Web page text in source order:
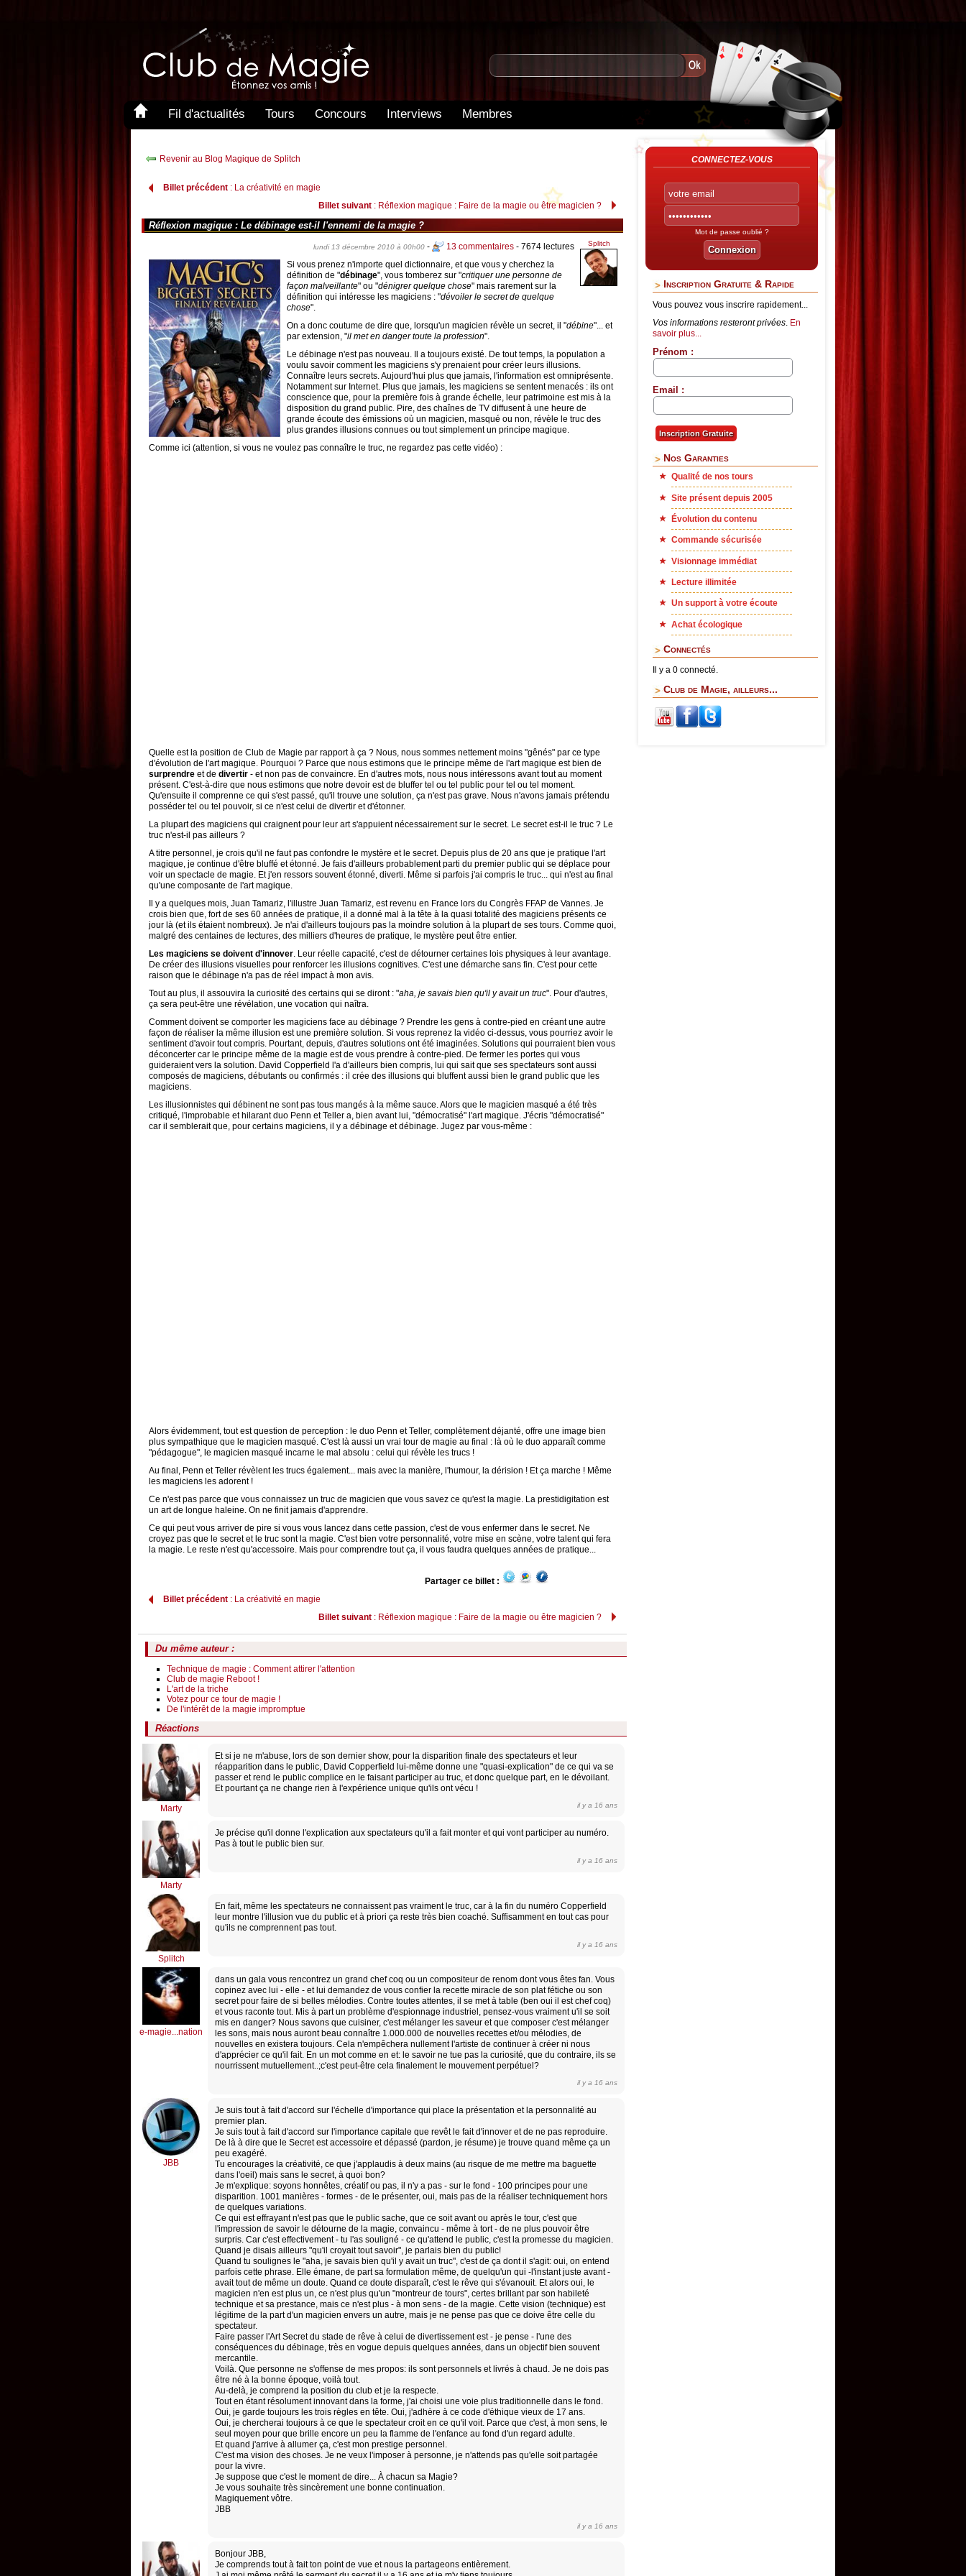
Fil d'actualités Tours Concours Interviews Membres
Revenir au Blog Magique de Splitch
Billet précédent : La créativité en magie
Billet suivant : Réflexion magique : Faire de la magie ou être magicien ?
Réflexion magique : Le débinage est-il l'ennemi de la magie ?
Splitch
lundi 13 décembre 2010 à 00h00 - 13 commentaires - 7674 lectures
Si vous prenez n'importe quel dictionnaire, et que vous y cherchez la
définition de "débinage", vous tomberez sur "critiquer une personne de
façon malveillante" ou "dénigrer quelque chose" mais rarement sur la
définition qui intéresse les magiciens : "dévoiler le secret de quelque
chose".
On a donc coutume de dire que, lorsqu'un magicien révèle un secret, il "débine"... et
par extension, "il met en danger toute la profession".
Le débinage n'est pas nouveau. Il a toujours existé. De tout temps, la population a
voulu savoir comment les magiciens s'y prenaient pour créer leurs illusions.
Connaître leurs secrets. Aujourd'hui plus que jamais, l'information est omniprésente.
Notamment sur Internet. Plus que jamais, les magiciens se sentent menacés : ils ont
conscience que, pour la première fois à grande échelle, leur patrimoine est mis à la
disposition du grand public. Pire, des chaînes de TV diffusent à une heure de
grande écoute des émissions où un magicien, masqué ou non, révèle le truc des
plus grandes illusions connues ou tout simplement un principe magique.
Comme ici (attention, si vous ne voulez pas connaître le truc, ne regardez pas cette vidéo) :
Quelle est la position de Club de Magie par rapport à ça ? Nous, nous sommes nettement moins "gênés" par ce type
d'évolution de l'art magique. Pourquoi ? Parce que nous estimons que le principe même de l'art magique est bien de
surprendre et de divertir - et non pas de convaincre. En d'autres mots, nous nous intéressons avant tout au moment
présent. C'est-à-dire que nous estimons que notre devoir est de bluffer tel ou tel public pour tel ou tel moment.
Qu'ensuite il comprenne ce qui s'est passé, qu'il trouve une solution, ça n'est pas grave. Nous n'avons jamais prétendu
posséder tel ou tel pouvoir, si ce n'est celui de divertir et d'étonner.
La plupart des magiciens qui craignent pour leur art s'appuient nécessairement sur le secret. Le secret est-il le truc ? Le
truc n'est-il pas ailleurs ?
A titre personnel, je crois qu'il ne faut pas confondre le mystère et le secret. Depuis plus de 20 ans que je pratique l'art
magique, je continue d'être bluffé et étonné. Je fais d'ailleurs probablement parti du premier public qui se déplace pour
voir un spectacle de magie. Et j'en ressors souvent étonné, diverti. Même si parfois j'ai compris le truc... qui n'est au final
qu'une composante de l'art magique.
Il y a quelques mois, Juan Tamariz, l'illustre Juan Tamariz, est revenu en France lors du Congrès FFAP de Vannes. Je
crois bien que, fort de ses 60 années de pratique, il a donné mal à la tête à la quasi totalité des magiciens présents ce
jour là (et ils étaient nombreux). Je n'ai d'ailleurs toujours pas la moindre solution à la plupart de ses tours. Comme quoi,
malgré des centaines de lectures, des milliers d'heures de pratique, le mystère peut être entier.
Les magiciens se doivent d'innover. Leur réelle capacité, c'est de détourner certaines lois physiques à leur avantage.
De créer des illusions visuelles pour renforcer les illusions cognitives. C'est une démarche sans fin. C'est pour cette
raison que le débinage n'a pas de réel impact à mon avis.
Tout au plus, il assouvira la curiosité des certains qui se diront : "aha, je savais bien qu'il y avait un truc". Pour d'autres,
ça sera peut-être une révélation, une vocation qui naîtra.
Comment doivent se comporter les magiciens face au débinage ? Prendre les gens à contre-pied en créant une autre
façon de réaliser la même illusion est une première solution. Si vous reprenez la vidéo ci-dessus, vous pourriez avoir le
sentiment d'avoir tout compris. Pourtant, depuis, d'autres solutions ont été imaginées. Solutions qui pourraient bien vous
déconcerter car le principe même de la magie est de vous prendre à contre-pied. De fermer les portes qui vous
guideraient vers la solution. David Copperfield l'a d'ailleurs bien compris, lui qui sait que ses spectateurs sont aussi
composés de magiciens, débutants ou confirmés : il crée des illusions qui bluffent aussi bien le grand public que les
magiciens.
Les illusionnistes qui débinent ne sont pas tous mangés à la même sauce. Alors que le magicien masqué a été très
critiqué, l'improbable et hilarant duo Penn et Teller a, bien avant lui, "démocratisé" l'art magique. J'écris "démocratisé"
car il semblerait que, pour certains magiciens, il y a débinage et débinage. Jugez par vous-même :
Alors évidemment, tout est question de perception : le duo Penn et Teller, complètement déjanté, offre une image bien
plus sympathique que le magicien masqué. C'est là aussi un vrai tour de magie au final : là où le duo apparaît comme
"pédagogue", le magicien masqué incarne le mal absolu : celui qui révèle les trucs !
Au final, Penn et Teller révèlent les trucs également... mais avec la manière, l'humour, la dérision ! Et ça marche ! Même
les magiciens les adorent !
Ce n'est pas parce que vous connaissez un truc de magicien que vous savez ce qu'est la magie. La prestidigitation est
un art de longue haleine. On ne finit jamais d'apprendre.
Ce qui peut vous arriver de pire si vous vous lancez dans cette passion, c'est de vous enfermer dans le secret. Ne
croyez pas que le secret et le truc sont la magie. C'est bien votre personnalité, votre mise en scène, votre talent qui fera
la magie. Le reste n'est qu'accessoire. Mais pour comprendre tout ça, il vous faudra quelques années de pratique...
Partager ce billet :
Billet précédent : La créativité en magie
Billet suivant : Réflexion magique : Faire de la magie ou être magicien ?
Du même auteur :
Technique de magie : Comment attirer l'attention
Club de magie Reboot !
L'art de la triche
Votez pour ce tour de magie !
De l'intérêt de la magie impromptue
Réactions
Marty
Et si je ne m'abuse, lors de son dernier show, pour la disparition finale des spectateurs et leur
réapparition dans le public, David Copperfield lui-même donne une "quasi-explication" de ce qui va se
passer et rend le public complice en le faisant participer au truc, et donc quelque part, en le dévoilant.
Et pourtant ça ne change rien à l'expérience unique qu'ils ont vécu !
il y a 16 ans
Marty
Je précise qu'il donne l'explication aux spectateurs qu'il a fait monter et qui vont participer au numéro.
Pas à tout le public bien sur.
il y a 16 ans
Splitch
En fait, même les spectateurs ne connaissent pas vraiment le truc, car à la fin du numéro Copperfield
leur montre l'illusion vue du public et à priori ça reste très bien coaché. Suffisamment en tout cas pour
qu'ils ne comprennent pas tout.
il y a 16 ans
e-magie...nation
dans un gala vous rencontrez un grand chef coq ou un compositeur de renom dont vous êtes fan. Vous
copinez avec lui - elle - et lui demandez de vous confier la recette miracle de son plat fétiche ou son
secret pour faire de si belles mélodies. Contre toutes attentes, il se met à table (ben oui il est chef coq)
et vous raconte tout. Mis à part un problème d'espionnage industriel, pensez-vous vraiment u'il se soit
mis en danger? Nous savons que cuisiner, c'est mélanger les saveur et que composer c'est mélanger
les sons, mais nous auront beau connaître 1.000.000 de nouvelles recettes et/ou mélodies, de
nouvelles en existera toujours. Cela n'empêchera nullement l'artiste de continuer à créer ni nous
d'apprécier ce qu'il fait. En un mot comme en et: le savoir ne tue pas la curiosité, que du contraire, ils se
nourrissent mutuellement..;c'est peut-être cela finalement le mouvement perpétuel?
il y a 16 ans
JBB
Je suis tout à fait d'accord sur l'échelle d'importance qui place la présentation et la personnalité au
premier plan.
Je suis tout à fait d'accord sur l'importance capitale que revêt le fait d'innover et de ne pas reproduire.
De là à dire que le Secret est accessoire et dépassé (pardon, je résume) je trouve quand même ça un
peu exagéré.
Tu encourages la créativité, ce que j'applaudis à deux mains (au risque de me mettre ma baguette
dans l'oeil) mais sans le secret, à quoi bon?
Je m'explique: soyons honnêtes, créatif ou pas, il n'y a pas - sur le fond - 100 principes pour une
disparition. 1001 manières - formes - de le présenter, oui, mais pas de la réaliser techniquement hors
de quelques variations.
Ce qui est effrayant n'est pas que le public sache, que ce soit avant ou après le tour, c'est que
l'impression de savoir le détourne de la magie, convaincu - même à tort - de ne plus pouvoir être
surpris. Car c'est effectivement - tu l'as souligné - ce qu'attend le public, c'est la promesse du magicien.
Quand je disais ailleurs "qu'il croyait tout savoir", je parlais bien du public!
Quand tu soulignes le "aha, je savais bien qu'il y avait un truc", c'est de ça dont il s'agit: oui, on entend
parfois cette phrase. Elle émane, de part sa formulation même, de quelqu'un qui -l'instant juste avant -
avait tout de même un doute. Quand ce doute disparaît, c'est le rêve qui s'évanouit. Et alors oui, le
magicien n'en est plus un, ce n'est plus qu'un "montreur de tours", certes brillant par son habileté
technique et sa prestance, mais ce n'est plus - à mon sens - de la magie. Cette vision (technique) est
légitime de la part d'un magicien envers un autre, mais je ne pense pas que ce doive être celle du
spectateur.
Faire passer l'Art Secret du stade de rêve à celui de divertissement est - je pense - l'une des
conséquences du débinage, très en vogue depuis quelques années, dans un objectif bien souvent
mercantile.
Voilà. Que personne ne s'offense de mes propos: ils sont personnels et livrés à chaud. Je ne dois pas
être né à la bonne époque, voilà tout.
Au-delà, je comprend la position du club et je la respecte.
Tout en étant résolument innovant dans la forme, j'ai choisi une voie plus traditionnelle dans le fond.
Oui, je garde toujours les trois règles en tête. Oui, j'adhère à ce code d'éthique vieux de 17 ans.
Oui, je chercherai toujours à ce que le spectateur croit en ce qu'il voit. Parce que c'est, à mon sens, le
seul moyen pour que brille encore un peu la flamme de l'enfance au fond d'un regard adulte.
Et quand j'arrive à allumer ça, c'est mon prestige personnel.
C'est ma vision des choses. Je ne veux l'imposer à personne, je n'attends pas qu'elle soit partagée
pour la vivre.
Je suppose que c'est le moment de dire... À chacun sa Magie?
Je vous souhaite très sincèrement une bonne continuation.
Magiquement vôtre.
JBB
il y a 16 ans
Bonjour JBB,
Je comprends tout à fait ton point de vue et nous la partageons entièrement.
CONNECTEZ-VOUS
Mot de passe oublié ?
Inscription Gratuite & Rapide
Vous pouvez vous inscrire rapidement...
Vos informations resteront privées. En
savoir plus...
Prénom :
Email :
Nos Garanties
Qualité de nos tours
Site présent depuis 2005
Évolution du contenu
Commande sécurisée
Visionnage immédiat
Lecture illimitée
Un support à votre écoute
Achat écologique
Connectés
Il y a 0 connecté.
Club de Magie, ailleurs...